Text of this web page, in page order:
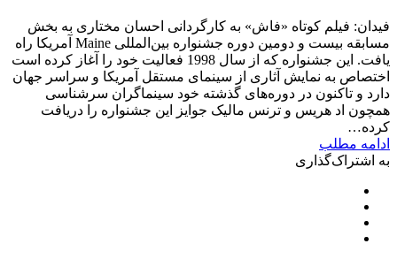
فیدان: فیلم کوتاه «فاش» به کارگردانی احسان مختاری به بخش
مسابقه بیست و دومین دوره جشنواره بین‌المللی Maine آمریکا راه
یافت. این جشنواره که از سال 1998 فعالیت خود را آغاز کرده است
اختصاص به نمایش آثاری از سینمای مستقل آمریکا و سراسر جهان
دارد و تاکنون در دوره‌های گذشته خود سینماگران سرشناسی
همچون اد هریس و ترنس مالیک جوایز این جشنواره را دریافت
کرده…
ادامه مطلب
به اشتراک‌گذاری